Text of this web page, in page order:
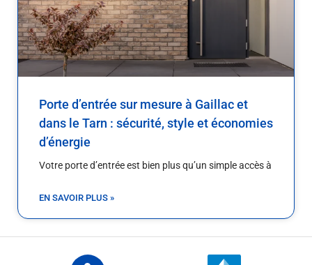
Porte d’entrée sur mesure à Gaillac et
dans le Tarn : sécurité, style et économies
d’énergie
Votre porte d’entrée est bien plus qu’un simple accès à
EN SAVOIR PLUS »